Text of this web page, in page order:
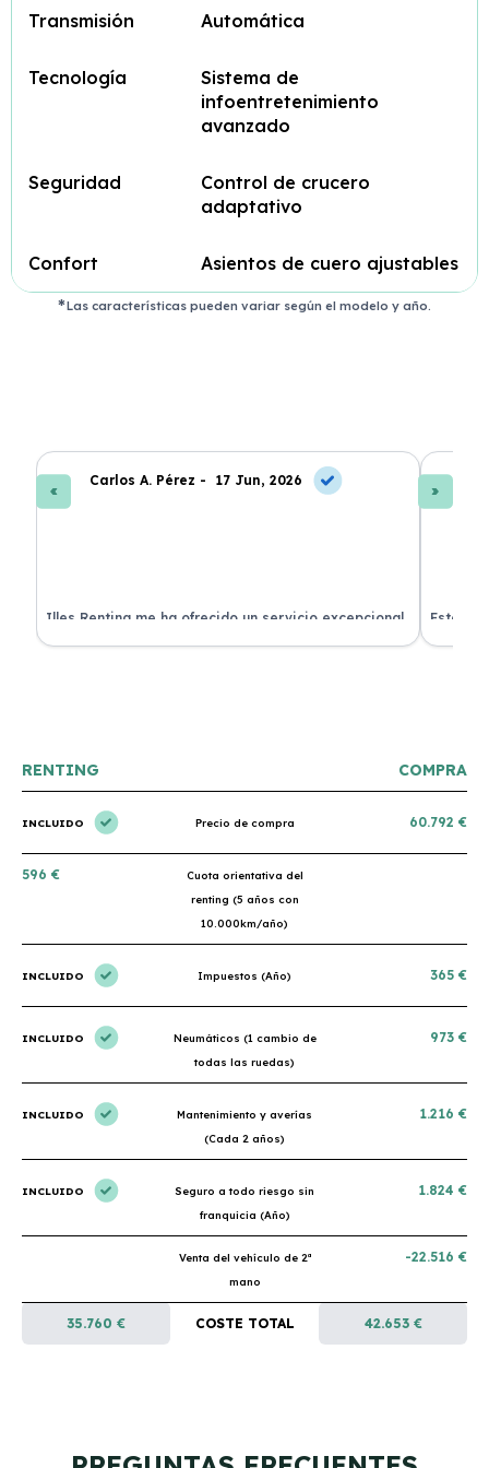
Transmisión Automática
Tecnología
Sistema de
infoentretenimiento
avanzado
Seguridad
Control de crucero
adaptativo
Confort Asientos de cuero ajustables
Las características pueden variar según el modelo y año.
Carlos A. Pérez - 17 Jun, 2026
Illes Renting me ha ofrecido un servicio excepcional.
Su atención al cliente es muy buena y el coche llegó
Estoy
nuevo y
RENTING COMPRA
INCLUIDO Precio de compra 60.792 €
596 €
Cuota orientativa del
renting (5 años con
10.000km/año)
INCLUIDO Impuestos (Año) 365 €
INCLUIDO
Neumáticos (1 cambio de
todas las ruedas)
973 €
INCLUIDO
Mantenimiento y averías
(Cada 2 años)
1.216 €
INCLUIDO
Seguro a todo riesgo sin
franquicia (Año)
1.824 €
Venta del vehículo de 2ª
mano
-22.516 €
35.760 € COSTE TOTAL 42.653 €